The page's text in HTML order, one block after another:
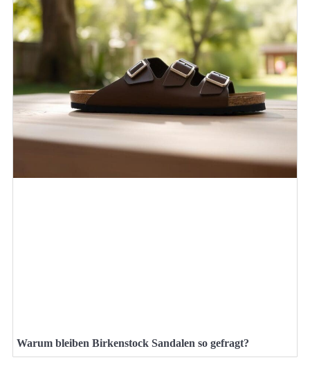
Warum bleiben Birkenstock Sandalen so gefragt?